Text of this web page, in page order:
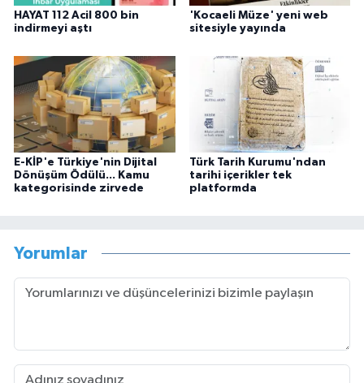
HAYAT 112 Acil 800 bin
indirmeyi aştı
'Kocaeli Müze' yeni web
sitesiyle yayında
E-KİP'e Türkiye'nin Dijital
Dönüşüm Ödülü... Kamu
kategorisinde zirvede
Türk Tarih Kurumu'ndan
tarihi içerikler tek
platformda
Yorumlar